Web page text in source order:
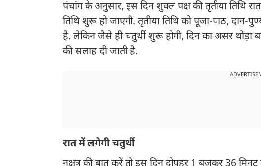
पंचांग के अनुसार, इस दिन शुक्ल पक्ष की तृतीया तिथि
तिथि शुरू हो जाएगी. तृतीया तिथि को पूजा-पाठ, दान-
है. लेकिन जैसे ही चतुर्थी शुरू होगी, दिन का असर
की सलाह दी जाती है.
रात में लगेगी चतुर्थी